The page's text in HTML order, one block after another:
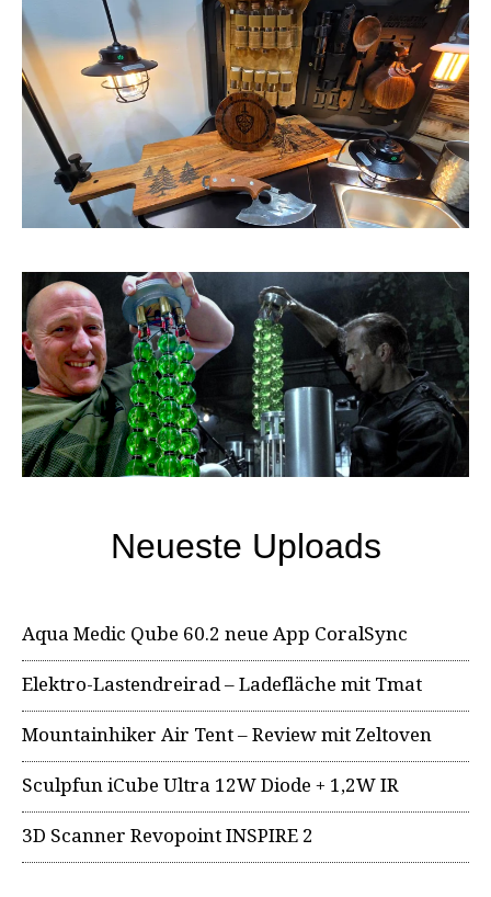
Neueste Uploads
Aqua Medic Qube 60.2 neue App CoralSync
Elektro-Lastendreirad – Ladefläche mit Tmat
Mountainhiker Air Tent – Review mit Zeltoven
Sculpfun iCube Ultra 12W Diode + 1,2W IR
3D Scanner Revopoint INSPIRE 2